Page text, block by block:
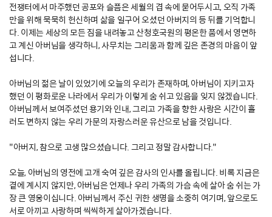
전쟁터에서 마주했던 공포와 슬픔은 세월의 겹 속에 묻어두시고, 오직 가족
만을 위해 묵묵히 헌신하며 삶을 일구어 오셨던 아버지의 등 뒤를 기억합니
다. 이제는 세상의 모든 짐을 내려놓고 산청호국원의 평온한 품에서 영면하
고 계신 아버님을 생각하니, 사무치는 그리움과 함께 깊은 존경의 마음이 앞
섭니다.
아버님의 젊은 날이 있었기에 오늘의 우리가 존재하며, 아버님이 지키고자
했던 이 평화로운 나라에서 우리가 이렇게 숨 쉬고 있음을 잊지 않겠습니다.
아버님께서 보여주셨던 용기와 인내, 그리고 가족을 향한 사랑은 시간이 흘
러도 변하지 않는 우리 가문의 자랑스러운 유산으로 남을 것입니다.
"아버지, 참으로 고생 많으셨습니다. 그리고 정말 감사합니다."
오늘, 아버님의 영전에 고개 숙여 깊은 감사의 인사를 올립니다. 비록 지금은
곁에 계시지 않지만, 아버님은 언제나 우리 가족의 가슴 속에 살아 숨 쉬는 가
장 큰 영웅이십니다. 아버님께서 주신 귀한 생명을 소중히 여기며, 앞으로도
서로 아끼고 사랑하며 씩씩하게 살아가겠습니다.